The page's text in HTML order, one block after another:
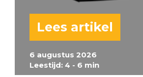
6 augustus 2026
Leestijd: 4 - 6 min
Lees artikel